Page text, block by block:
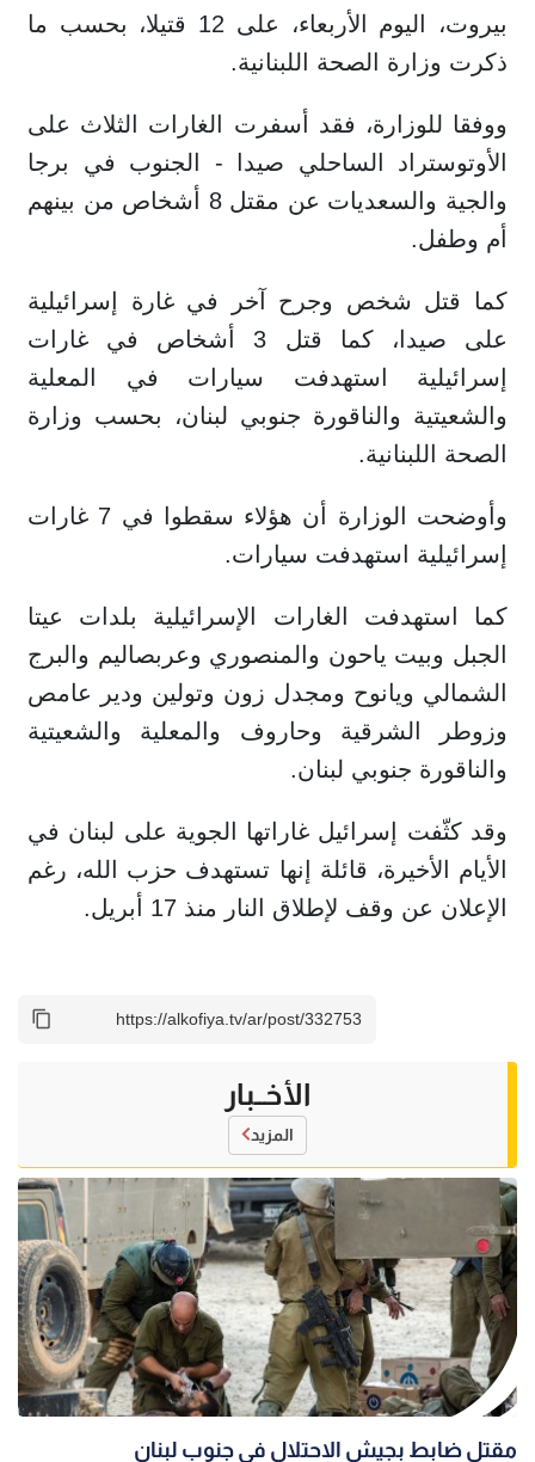
بيروت، اليوم الأربعاء، على 12 قتيلا، بحسب ما
ذكرت وزارة الصحة اللبنانية.
ووفقا للوزارة، فقد أسفرت الغارات الثلاث على
الأوتوستراد الساحلي صيدا - الجنوب في برجا
والجية والسعديات عن مقتل 8 أشخاص من بينهم
أم وطفل.
كما قتل شخص وجرح آخر في غارة إسرائيلية
على صيدا، كما قتل 3 أشخاص في غارات
إسرائيلية استهدفت سيارات في المعلية
والشعيتية والناقورة جنوبي لبنان، بحسب وزارة
الصحة اللبنانية.
وأوضحت الوزارة أن هؤلاء سقطوا في 7 غارات
إسرائيلية استهدفت سيارات.
كما استهدفت الغارات الإسرائيلية بلدات عيتا
الجبل وبيت ياحون والمنصوري وعربصاليم والبرج
الشمالي ويانوح ومجدل زون وتولين ودير عامص
وزوطر الشرقية وحاروف والمعلية والشعيتية
والناقورة جنوبي لبنان.
وقد كثّفت إسرائيل غاراتها الجوية على لبنان في
الأيام الأخيرة، قائلة إنها تستهدف حزب الله، رغم
الإعلان عن وقف لإطلاق النار منذ 17 أبريل.
الأخــبار
المزيد
مقتل ضابط بجيش الاحتلال في جنوب لبنان